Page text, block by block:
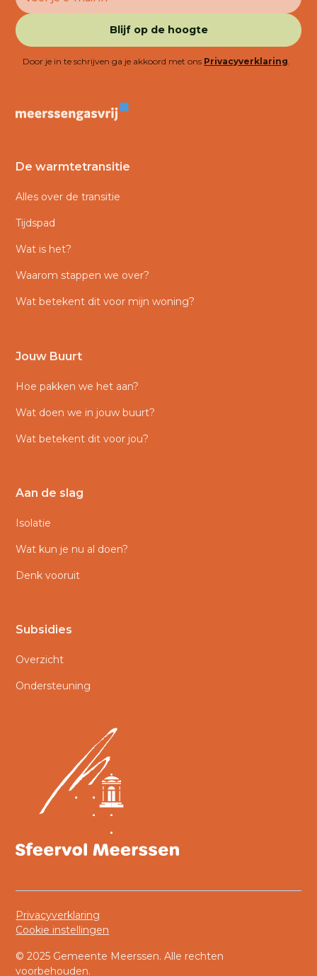
Door je in te schrijven ga je akkoord met ons Privacyverklaring.
De warmtetransitie
Alles over de transitie
Tijdspad
Wat is het?
Waarom stappen we over?
Wat betekent dit voor mijn woning?
Jouw Buurt
Hoe pakken we het aan?
Wat doen we in jouw buurt?
Wat betekent dit voor jou?
Aan de slag
Isolatie
Wat kun je nu al doen?
Denk vooruit
Subsidies
Overzicht
Ondersteuning
© 2025 Gemeente Meerssen. Alle rechten
voorbehouden.
Privacyverklaring
Cookie instellingen